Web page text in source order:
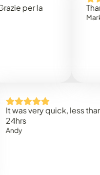
la
Thank
Mark N.
very quick, less than